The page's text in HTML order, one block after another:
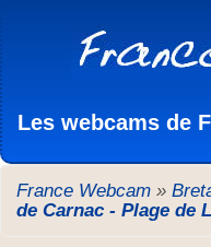
Les webcams de
France Webcam »
de Carnac - Plage de